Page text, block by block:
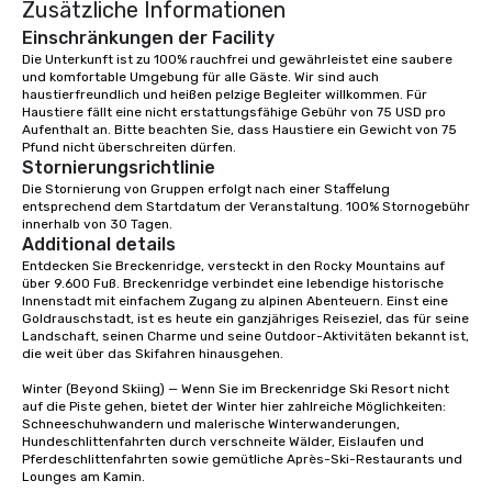
awarded 6 Double
Francisco World
Since coming online
releasing its first
award-winning
spirits, being
all came to be,
mix of just the right
of luck and a deep
whiskey. “Philosophically for me,
in whiskey, there’s
that you just can’t
Zusätzliche Informationen
Einschränkungen der Facility
Die Unterkunft ist zu 100% rauchfrei und gewährleistet eine saubere
und komfortable Umgebung für alle Gäste. Wir sind auch
haustierfreundlich und heißen pelzige Begleiter willkommen. Für
Haustiere fällt eine nicht erstattungsfähige Gebühr von 75 USD pro
Aufenthalt an. Bitte beachten Sie, dass Haustiere ein Gewicht von 75
Pfund nicht überschreiten dürfen.
Stornierungsrichtlinie
Die Stornierung von Gruppen erfolgt nach einer Staffelung
entsprechend dem Startdatum der Veranstaltung. 100% Stornogebühr
innerhalb von 30 Tagen.
Additional details
Entdecken Sie Breckenridge, versteckt in den Rocky Mountains auf
über 9.600 Fuß. Breckenridge verbindet eine lebendige historische
Innenstadt mit einfachem Zugang zu alpinen Abenteuern. Einst eine
Goldrauschstadt, ist es heute ein ganzjähriges Reiseziel, das für seine
Landschaft, seinen Charme und seine Outdoor-Aktivitäten bekannt ist,
die weit über das Skifahren hinausgehen.
Winter (Beyond Skiing) — Wenn Sie im Breckenridge Ski Resort nicht
auf die Piste gehen, bietet der Winter hier zahlreiche Möglichkeiten:
Schneeschuhwandern und malerische Winterwanderungen,
Hundeschlittenfahrten durch verschneite Wälder, Eislaufen und
Pferdeschlittenfahrten sowie gemütliche Après-Ski-Restaurants und
Lounges am Kamin.